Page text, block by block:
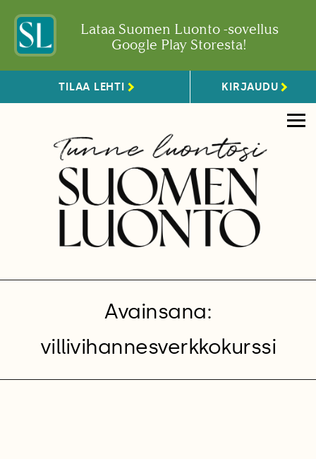
Lataa Suomen Luonto -sovellus
Google Play Storesta!
TILAA LEHTI KIRJAUDU
Avainsana:
villivihannesverkkokurssi